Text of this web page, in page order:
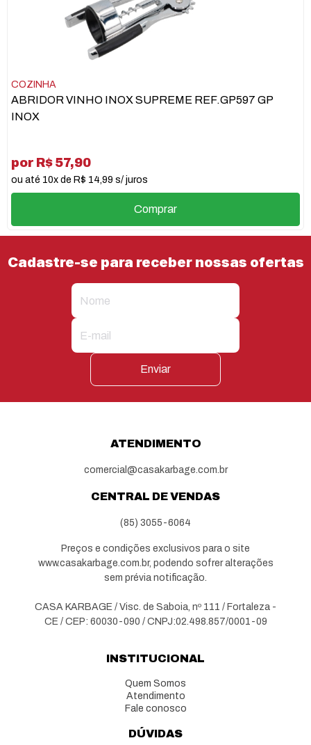
COZINHA
ABRIDOR VINHO INOX SUPREME REF.GP597 GP
INOX
por R$ 57,90
ou até 10x de R$ 14,99 s/ juros
Comprar
Cadastre-se para receber nossas ofertas
Enviar
ATENDIMENTO
comercial@casakarbage.com.br
CENTRAL DE VENDAS
(85) 3055-6064
Preços e condições exclusivos para o site
www.casakarbage.com.br, podendo sofrer alterações
sem prévia notificação.
CASA KARBAGE / Visc. de Saboia, nº 111 / Fortaleza -
CE / CEP: 60030-090 / CNPJ:02.498.857/0001-09
INSTITUCIONAL
Quem Somos
Atendimento
Fale conosco
DÚVIDAS